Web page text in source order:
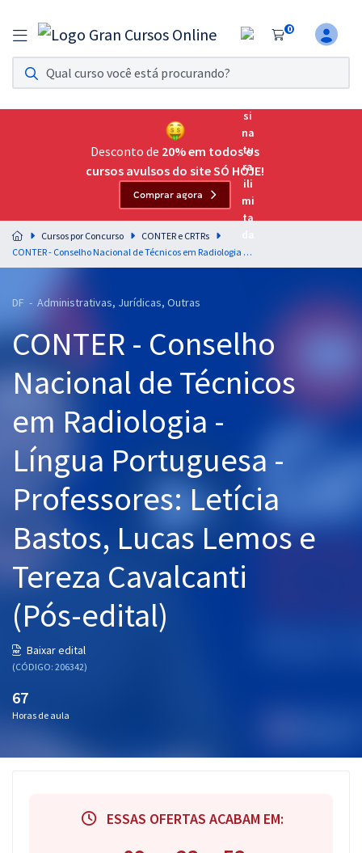
0
Assinatura Ilimitada 11
Acesso a todos os cursos. Teste grátis por 7 dias!
Assinatura OAB Até Passar
Acesso ilimitado a toda preparação para o Exame da
Residências Multiprofissionais
Preparação completa e intensiva para as principais
residências em saúde do Brasil
Cursos 20% OFF
Pós
Graduação
OAB
Mentorias
Questões grátis
Aprovados
Atendimento
Desconto de 20% em todos os
cursos avulsos do site SÓ HOJE!
Comprar agora
Cursos por Concurso
CONTER e CRTRs
CONTER - Conselho Nacional de Técnicos em Radiologia - Língua Portuguesa - Professores: Letícia Bastos, Lucas Lemos e Tereza Cavalcanti (Pós-edital)
DF - Administrativas, Jurídicas, Outras
CONTER - Conselho
Nacional de Técnicos
em Radiologia -
Língua Portuguesa -
Professores: Letícia
Bastos, Lucas Lemos e
Tereza Cavalcanti
(Pós-edital)
Baixar edital
(CÓDIGO: 206342)
67
Horas de aula
ESSAS OFERTAS ACABAM EM: